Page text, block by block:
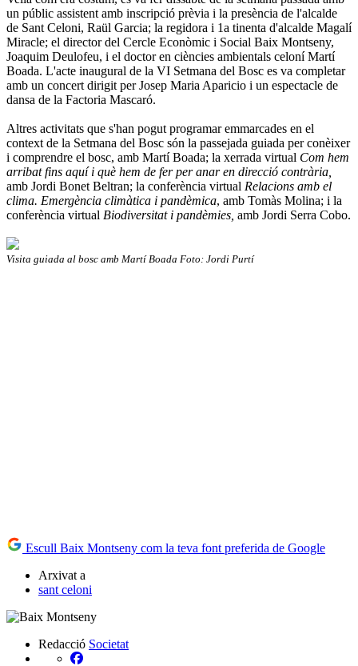
un públic assistent amb inscripció prèvia i la presència de l'alcalde
de Sant Celoni, Raül Garcia; la regidora i 1a tinenta d'alcalde Magalí
Miracle; el director del Cercle Econòmic i Social Baix Montseny,
Joaquim Deulofeu, i el doctor en ciències ambientals celoní Martí
Boada. L'acte inaugural de la VI Setmana del Bosc es va completar
amb un concert dirigit per Josep Maria Aparicio i un espectacle de
dansa de la Factoria Mascaró.
Altres activitats que s'han pogut programar emmarcades en el
context de la Setmana del Bosc són la passejada guiada per conèixer
i comprendre el bosc, amb Martí Boada; la xerrada virtual Com hem
arribat fins aquí i què hem de fer per anar en direcció contrària,
amb Jordi Bonet Beltran; la conferència virtual Relacions amb el
clima. Emergència climàtica i pandèmica, amb Tomàs Molina; i la
conferència virtual Biodiversitat i pandèmies, amb Jordi Serra Cobo.
Visita guiada al bosc amb Martí Boada Foto: Jordi Purtí
Escull Baix Montseny com la teva font preferida de Google
Arxivat a
sant celoni
Redacció Societat